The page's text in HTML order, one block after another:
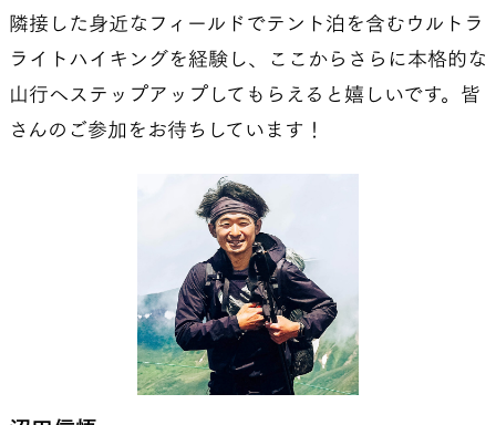
隣接した身近なフィールドでテント泊を含むウルトラ
ライトハイキングを経験し、ここからさらに本格的な
山行へステップアップしてもらえると嬉しいです。皆
さんのご参加をお待ちしています！